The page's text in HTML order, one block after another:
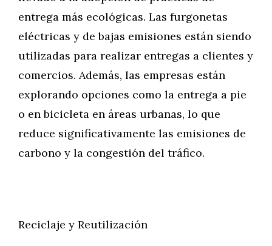
entrega más ecológicas. Las furgonetas
eléctricas y de bajas emisiones están siendo
utilizadas para realizar entregas a clientes y
comercios. Además, las empresas están
explorando opciones como la entrega a pie
o en bicicleta en áreas urbanas, lo que
reduce significativamente las emisiones de
carbono y la congestión del tráfico.
Reciclaje y Reutilización